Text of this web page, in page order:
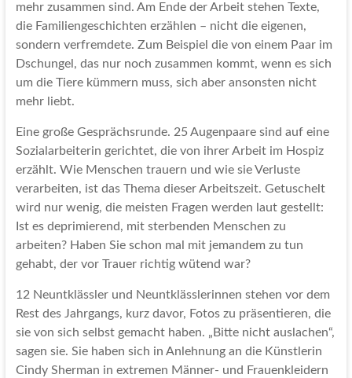
mehr zusammen sind. Am Ende der Arbeit stehen Texte,
die Familiengeschichten erzählen – nicht die eigenen,
sondern verfremdete. Zum Beispiel die von einem Paar im
Dschungel, das nur noch zusammen kommt, wenn es sich
um die Tiere kümmern muss, sich aber ansonsten nicht
mehr liebt.
Eine große Gesprächsrunde. 25 Augenpaare sind auf eine
Sozialarbeiterin gerichtet, die von ihrer Arbeit im Hospiz
erzählt. Wie Menschen trauern und wie sie Verluste
verarbeiten, ist das Thema dieser Arbeitszeit. Getuschelt
wird nur wenig, die meisten Fragen werden laut gestellt:
Ist es deprimierend, mit sterbenden Menschen zu
arbeiten? Haben Sie schon mal mit jemandem zu tun
gehabt, der vor Trauer richtig wütend war?
12 Neuntklässler und Neuntklässlerinnen stehen vor dem
Rest des Jahrgangs, kurz davor, Fotos zu präsentieren, die
sie von sich selbst gemacht haben. „Bitte nicht auslachen“,
sagen sie. Sie haben sich in Anlehnung an die Künstlerin
Cindy Sherman in extremen Männer- und Frauenkleidern